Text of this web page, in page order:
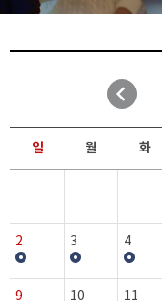
일 월 화
2 3 4
9 10 11